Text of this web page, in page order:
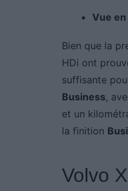
Vue
Bien que la
HDi ont
suffisante
Business,
et un
la finition
Volvo